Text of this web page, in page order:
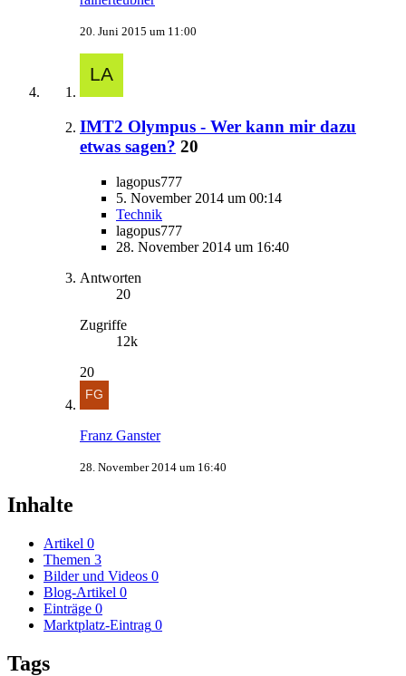
20. Juni 2015 um 11:00
IMT2 Olympus - Wer kann mir dazu
etwas sagen? 20
lagopus777
5. November 2014 um 00:14
Technik
lagopus777
28. November 2014 um 16:40
Antworten
20
Zugriffe
12k
20
Franz Ganster
28. November 2014 um 16:40
Inhalte
Artikel 0
Themen 3
Bilder und Videos 0
Blog-Artikel 0
Einträge 0
Marktplatz-Eintrag 0
Tags